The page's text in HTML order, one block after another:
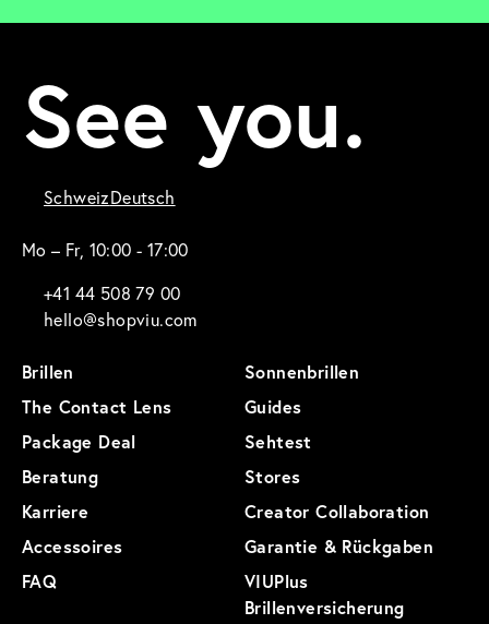
See you.
SchweizDeutsch
Mo – Fr, 10:00 - 17:00
+41 44 508 79 00
hello@shopviu.com
Brillen
Sonnenbrillen
The Contact Lens
Guides
Package Deal
Sehtest
Beratung
Stores
Karriere
Creator Collaboration
Accessoires
Garantie & Rückgaben
FAQ
VIUPlus
Brillenversicherung